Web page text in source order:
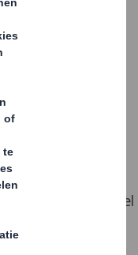
tussen DS Smith
vijfjarige
£108 miljoen. Dit
op
van
Het model
van
wereldwijd